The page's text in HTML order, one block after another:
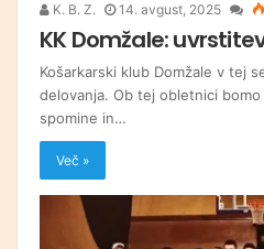
K. B. Z. 14. avgust, 2025
KK Domžale:
Košarkarski klub Domžale v tej
delovanja. Ob tej obletnici
spomine in…
Več »